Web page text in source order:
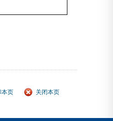
本页 关闭本页